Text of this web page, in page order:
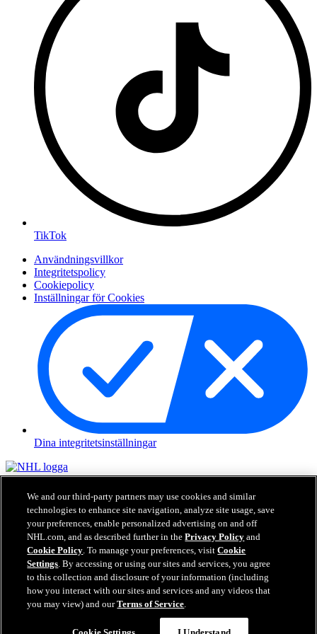
TikTok
Användningsvillkor
Integritetspolicy
Cookiepolicy
Inställningar för Cookies
Dina integritetsinställningar
NHL.com är den officiella hemsidan för National Hockey League.
Alla NHL loggor och varumärken, NHL lag loggor och ord
beskrivna här för NHL och dess respektive lag får inte återskapas
utan tidigare skriftlig tillåtelse från NHL Enterprises, L.P. © NHL
2026. Alla Rättigheter Förbehållna. Alla NHL tröjor specialiserade
med NHL spelares namn och nummer är officiellt licenserade av
NHL och NHLPA. Ord och logga kring Zamboni och specialisering
kring Zambonis maskiner är registrerade varumärken hos Frank J.
Zamboni & Co., Inc.© Frank J. Zamboni & Co., Inc. 2026. Alla
Rättigheter Förbehållna. Andra varumärken från tredje part och
upphovsrätter tillhör respektive ägare. Alla Rättigheter Förbehållna.
We and our third-party partners may use cookies and similar
technologies to enhance site navigation, analyze site usage, save
your preferences, enable personalized advertising on and off
NHL.com, and as described further in thePrivacy Policy and
Cookie Policy. To manage your preferences, visitCookie
Settings. By accessing or using our sites and services, you agree
to this collection and disclosure of your information (including
how you interact with our sites and services and any videos that
you may view) and ourTerms of Service.